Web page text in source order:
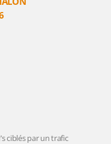
ciblés par un trafic